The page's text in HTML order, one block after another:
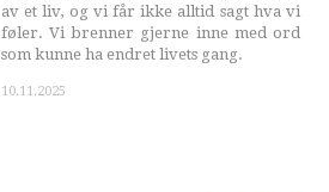
av et liv, og vi får ikke alltid sagt hva vi
føler. Vi brenner gjerne inne med ord
som kunne ha endret livets gang.
10.11.2025